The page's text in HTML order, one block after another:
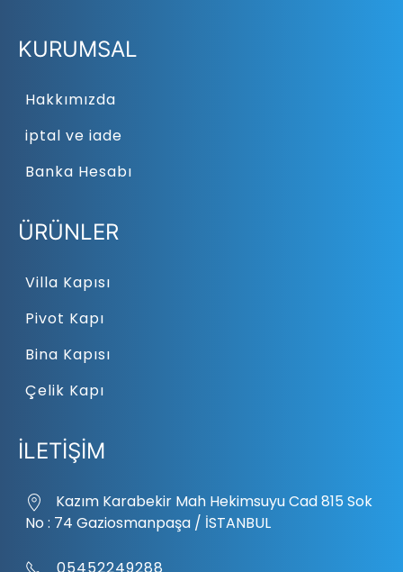
KURUMSAL
Hakkımızda
iptal ve iade
Banka Hesabı
ÜRÜNLER
Villa Kapısı
Pivot Kapı
Bina Kapısı
Çelik Kapı
İLETİŞİM
Kazım Karabekir Mah Hekimsuyu Cad 815 Sok
No : 74 Gaziosmanpaşa / İSTANBUL